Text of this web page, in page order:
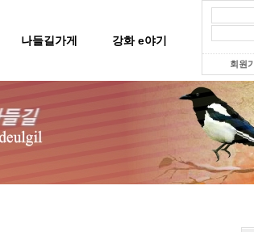
나들길가게 강화 e야기
회원